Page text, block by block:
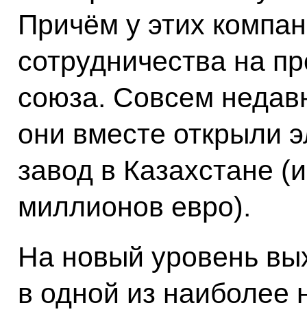
Причём у этих
сотрудничества на
союза. Совсем
они вместе открыли
завод в Казахстане
миллионов евро).
На новый уровень
в одной из наиболее